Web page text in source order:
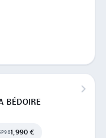
BÉDOIRE
1,990 €